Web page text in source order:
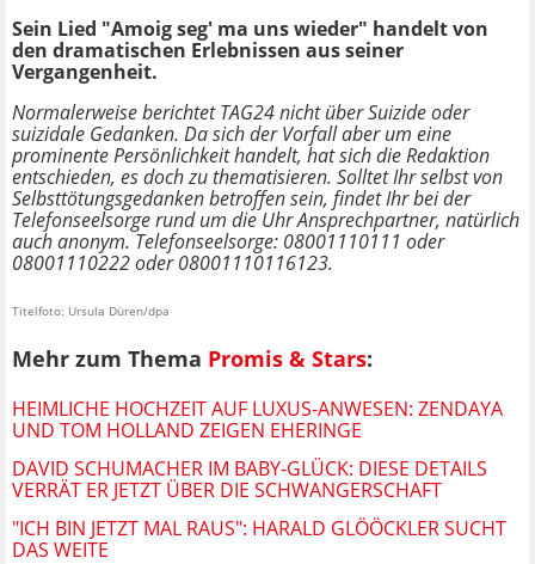
Sein Lied "Amoig seg' ma uns wieder" handelt von
den dramatischen Erlebnissen aus seiner
Vergangenheit.
Normalerweise berichtet TAG24 nicht über Suizide oder
suizidale Gedanken. Da sich der Vorfall aber um eine
prominente Persönlichkeit handelt, hat sich die Redaktion
entschieden, es doch zu thematisieren. Solltet Ihr selbst von
Selbsttötungsgedanken betroffen sein, findet Ihr bei der
Telefonseelsorge rund um die Uhr Ansprechpartner, natürlich
auch anonym. Telefonseelsorge: 08001110111 oder
08001110222 oder 08001110116123.
Titelfoto: Ursula Düren/dpa
Mehr zum Thema Promis & Stars:
HEIMLICHE HOCHZEIT AUF LUXUS-ANWESEN: ZENDAYA
UND TOM HOLLAND ZEIGEN EHERINGE
DAVID SCHUMACHER IM BABY-GLÜCK: DIESE DETAILS
VERRÄT ER JETZT ÜBER DIE SCHWANGERSCHAFT
"ICH BIN JETZT MAL RAUS": HARALD GLÖÖCKLER SUCHT
DAS WEITE